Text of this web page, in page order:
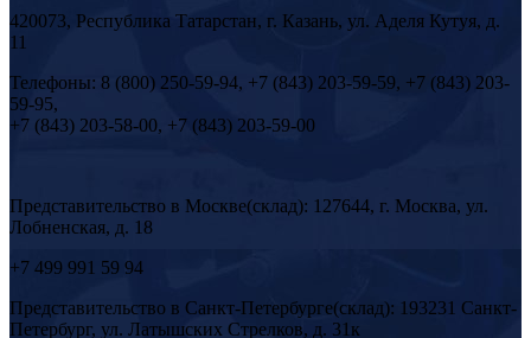
420073, Республика Татарстан, г. Казань, ул. Аделя Кутуя, д.
11
Телефоны: 8 (800) 250-59-94, +7 (843) 203-59-59, +7 (843) 203-
59-95,
+7 (843) 203-58-00, +7 (843) 203-59-00
Представительство в Москве(склад): 127644, г. Москва, ул.
Лобненская, д. 18
+7 499 991 59 94
Представительство в Санкт-Петербурге(склад): 193231 Санкт-
Петербург, ул. Латышских Стрелков, д. 31к